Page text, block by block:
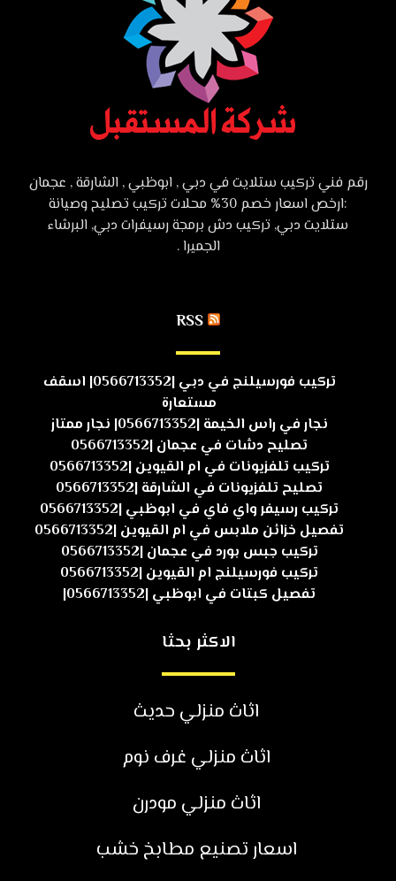
رقم فني تركيب ستلايت في دبي , ابوظبي , الشارقة , عجمان
:ارخص اسعار خصم 30% محلات تركيب تصليح وصيانة
ستلايت دبي, تركيب دش برمجة رسيفرات دبي, البرشاء
الجميرا .
RSS
تركيب فورسيلنج في دبي |0566713352| اسقف
مستعارة
نجار في راس الخيمة |0566713352| نجار ممتاز
تصليح دشات في عجمان |0566713352
تركيب تلفزيونات في ام القيوين |0566713352
تصليح تلفزيونات في الشارقة |0566713352
تركيب رسيفر واي فاي في ابوظبي |0566713352
تفصيل خزائن ملابس في ام القيوين |0566713352
تركيب جبس بورد في عجمان |0566713352
تركيب فورسيلنج ام القيوين |0566713352
تفصيل كبتات في ابوظبي |0566713352|
الاكثر بحثا
اثاث منزلي حديث
اثاث منزلي غرف نوم
اثاث منزلي مودرن
اسعار تصنيع مطابخ خشب